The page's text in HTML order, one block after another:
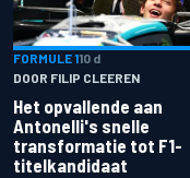
FORMULE 110 d
DOOR FILIP CLEEREN
Het opvallende aan
Antonelli's snelle
transformatie tot F1-
titelkandidaat